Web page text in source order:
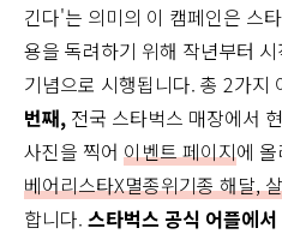
긴다'는 의미의 이 캠페인은 스
용을 독려하기 위해 작년부터
기념으로 시행됩니다. 총 2가지
번째, 전국 스타벅스 매장에서
사진을 찍어 이벤트 페이지에
베어리스타X멸종위기종 해달,
합니다. 스타벅스 공식 어플에